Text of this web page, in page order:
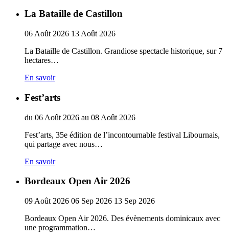
La Bataille de Castillon
06 Août 2026 13 Août 2026
La Bataille de Castillon. Grandiose spectacle historique, sur 7
hectares…
En savoir
Fest’arts
du 06 Août 2026 au 08 Août 2026
Fest’arts, 35e édition de l’incontournable festival Libournais,
qui partage avec nous…
En savoir
Bordeaux Open Air 2026
09 Août 2026 06 Sep 2026 13 Sep 2026
Bordeaux Open Air 2026. Des évènements dominicaux avec
une programmation…